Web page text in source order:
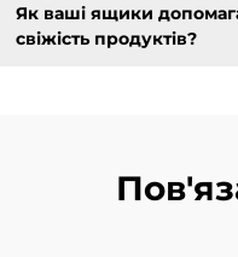
Як ваші ящики
свіжість продуктів?